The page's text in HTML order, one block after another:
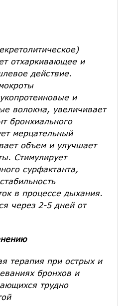
отхаркивающее и
действие.
и
волокна, увеличивает
бронхиального
мерцательный
объем и улучшает
Стимулирует
сурфактанта,
в процессе дыхания.
через 2-5 дней от
терапия при острых и
бронхов и
трудно